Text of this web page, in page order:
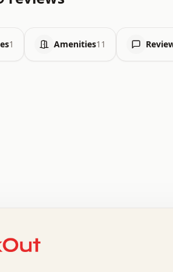
1 Amenities11
.   .   .   .   .   .   :   .
.   .   .   .   .   .   x   .